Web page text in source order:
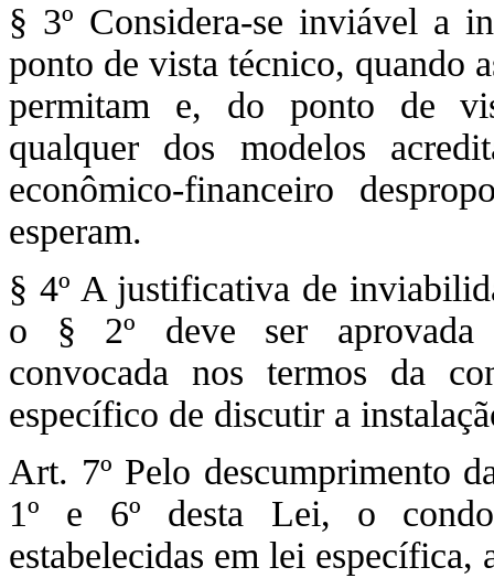
§ 3º Considera-se inviável a
ponto de vista técnico, quando
permitam e, do ponto de
qualquer dos modelos
econômico-financeiro
esperam.
§ 4º A justificativa de
o § 2º deve ser aprovada
convocada nos termos da
específico de discutir a
Art. 7º Pelo descumprimento
1º e 6º desta Lei, o
estabelecidas em lei